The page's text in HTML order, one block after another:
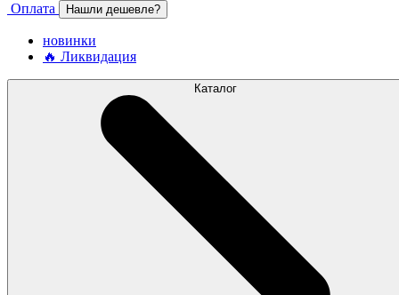
Оплата
Нашли дешевле?
новинки
🔥 Ликвидация
Каталог